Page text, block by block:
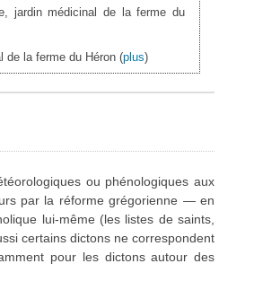
jardin médicinal de la ferme du
de la ferme du Héron (plus)
ou phénologiques aux
par la réforme grégorienne — en
lui-même (les listes de saints,
certains dictons ne correspondent
pour les dictons autour des